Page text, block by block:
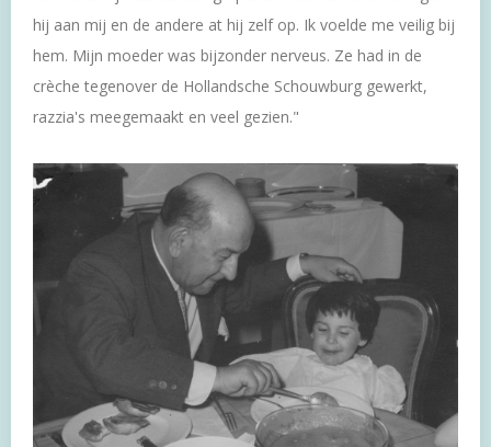
hij aan mij en de andere at hij zelf op. Ik voelde me veilig bij
hem. Mijn moeder was bijzonder nerveus. Ze had in de
crèche tegenover de Hollandsche Schouwburg gewerkt,
razzia's meegemaakt en veel gezien."